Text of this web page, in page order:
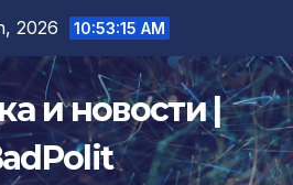
2026 10:53:16 AM
и новости |